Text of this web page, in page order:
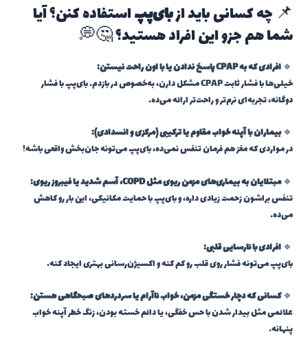
📌 چه کسانی باید ازبای‌پپاستفاده کنن؟ آیا
شما هم جزو این افراد هستید؟ 🤔💭
🔹افرادی که به CPAP پاسخ ندادن یا با اون راحت نیستن:
خیلی‌ها با فشار ثابت CPAP مشکل دارن، به‌خصوص در بازدم. بای‌پپ با فشار
دوگانه، تجربه‌ای نرم‌تر و راحت‌تر ارائه می‌ده.
🔹بیماران با آپنه خواب مقاوم یا ترکیبی (مرکزی و انسدادی):
در مواردی که مغز هم فرمان تنفس نمی‌ده، بای‌پپ می‌تونه جان‌بخش واقعی باشه!
🔹مبتلایان به بیماری‌های مزمن ریوی مثل COPD، آسم شدید یا فیبروز ریوی:
تنفس براشون زحمت زیادی داره، و بای‌پپ با حمایت مکانیکی، این بار رو کاهش
می‌ده.
🔹افرادی با نارسایی قلبی:
بای‌پپ می‌تونه فشار روی قلب رو کم کنه و اکسیژن‌رسانی بهتری ایجاد کنه.
🔹کسانی که دچار خستگی مزمن، خواب ناآرام یا سردردهای صبحگاهی هستن:
علائمی مثل بیدار شدن با حس خفگی، یا دائم خسته بودن، زنگ خطر آپنه خواب
پنهانه.